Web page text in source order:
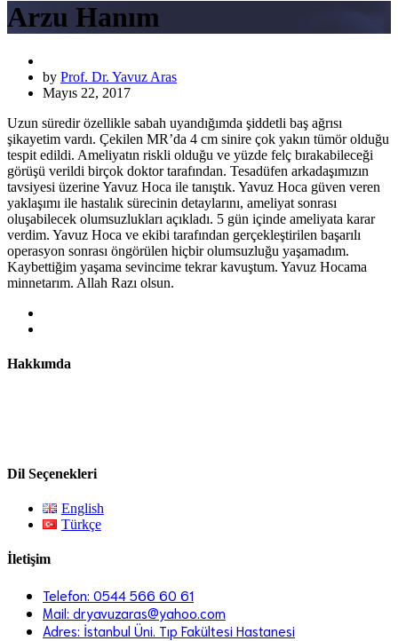
Arzu Hanım
by Prof. Dr. Yavuz Aras
Mayıs 22, 2017
Uzun süredir özellikle sabah uyandığımda şiddetli baş ağrısı
şikayetim vardı. Çekilen MR’da 4 cm sinire çok yakın tümör olduğu
tespit edildi. Ameliyatın riskli olduğu ve yüzde felç bırakabileceği
görüşü verildi birçok doktor tarafından. Tesadüfen arkadaşımızın
tavsiyesi üzerine Yavuz Hoca ile tanıştık. Yavuz Hoca güven veren
yaklaşımı ile hastalık sürecinin detaylarını, ameliyat sonrası
oluşabilecek olumsuzlukları açıkladı. 5 gün içinde ameliyata karar
verdim. Yavuz Hoca ve ekibi tarafından gerçekleştirilen başarılı
operasyon sonrası öngörülen hiçbir olumsuzluğu yaşamadım.
Kaybettiğim yaşama sevincime tekrar kavuştum. Yavuz Hocama
minnetarım. Allah Razı olsun.
Hakkımda
Dil Seçenekleri
English
Türkçe
İletişim
Telefon: 0544 566 60 61
Mail: dryavuzaras@yahoo.com
Adres: İstanbul Üni. Tıp Fakültesi Hastanesi